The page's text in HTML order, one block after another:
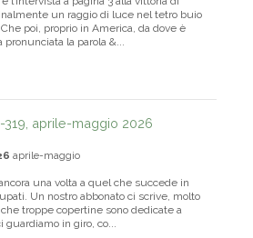
l’intervista a pagina 3 alla vittoria di
un raggio di luce nel tetro buio
poi, proprio in America, da dove è
la parola &...
319, aprile-maggio 2026
aprile-maggio
una volta a quel che succede in
Un nostro abbonato ci scrive, molto
troppe copertine sono dedicate a
guardiamo in giro, co...